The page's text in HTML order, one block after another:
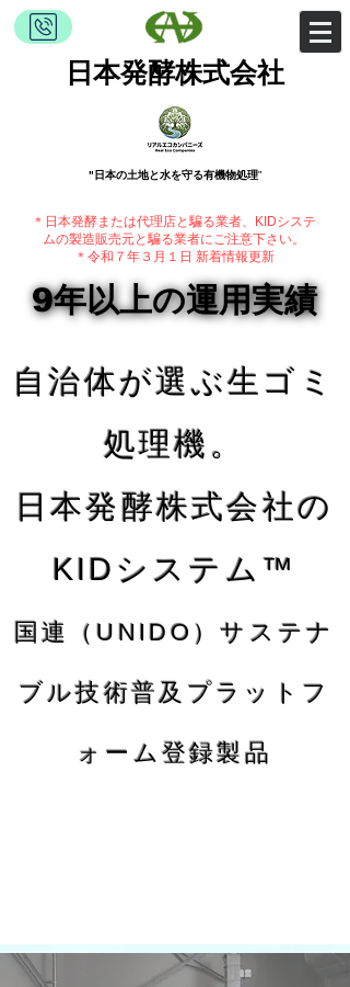
日本発酵株式会社
"日本の土地と水を守る有機物処理​"
＊日本発酵または代理店と騙る業者、KIDシステ
ムの製造販売元と騙る業者にご注意下さい。
​＊令和７年３月１日 新着情報更新
9年以上の運用実績
9年以上の運用実績
自治体が選ぶ生ゴミ
処理機。
日本発酵株式会社の
KIDシステム™
国連（UNIDO）サステナ
ブル技術普及プラットフ
ォーム登録製品